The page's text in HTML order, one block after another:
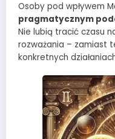
Osoby pod wpływem
pragmatycznym
Nie lubią tracić czasu
rozważania – zamiast
konkretnych